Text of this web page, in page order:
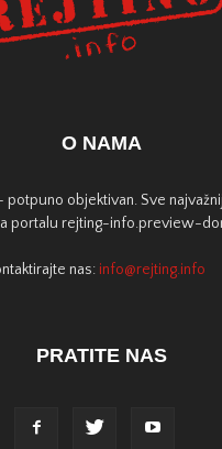
O NAMA
potpuno objektivan. Sve
portalu rejting-info.preview-
nas: info@rejting.info
PRATITE NAS